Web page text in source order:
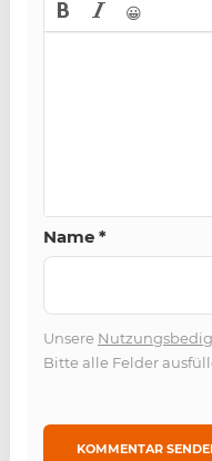
😀
Name *
Unsere
Bitte alle Felder